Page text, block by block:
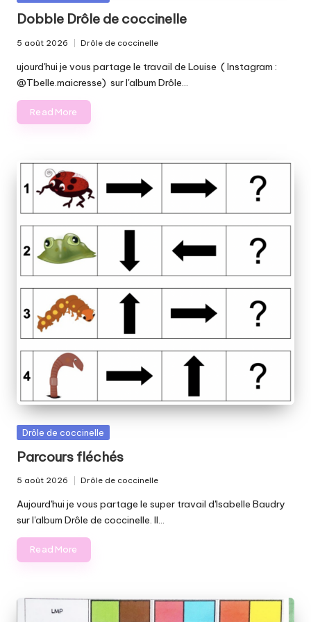
Dobble Drôle de coccinelle
5 août 2026
Posted
in
Drôle de coccinelle
ujourd'hui je vous partage le travail de Louise ( Instagram :
@Tbelle.maicresse) sur l'album Drôle…
Read More
Posted
Drôle de coccinelle
Parcours fléchés
5 août 2026
in
Drôle de coccinelle
Aujourd'hui je vous partage le super travail d'Isabelle Baudry
sur l'album Drôle de coccinelle. Il…
Read More